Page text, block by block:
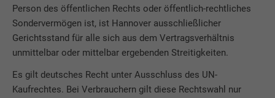
Person des öffentlichen Rechts oder öffentlich-rechtliches
Sondervermögen ist, ist Hannover ausschließlicher
Gerichtsstand für alle sich aus dem Vertragsverhältnis
unmittelbar oder mittelbar ergebenden Streitigkeiten.
Es gilt deutsches Recht unter Ausschluss des UN-
Kaufrechtes. Bei Verbrauchern gilt diese Rechtswahl nur